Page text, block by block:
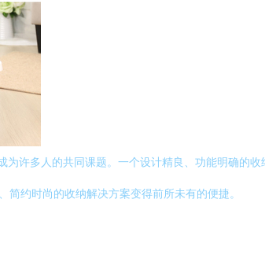
许多人的共同课题。一个设计精良、功能明确的收
约时尚的收纳解决方案变得前所未有的便捷。